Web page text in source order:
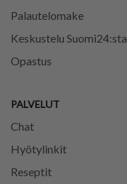
Palautelomake
Keskustelu Suomi24:sta
Opastus
PALVELUT
Chat
Hyötylinkit
Reseptit